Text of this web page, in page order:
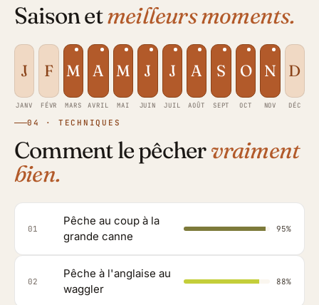
Saison etmeilleurs moments.
J
JANV
F
FÉVR
M
MARS
A
AVRIL
M
MAI
J
JUIN
J
JUIL
A
AOÛT
S
SEPT
O
OCT
N
NOV
D
DÉC
04 · TECHNIQUES
Comment le pêchervraiment
bien.
01
Pêche au coup à la
grande canne
95%
02
Pêche à l'anglaise au
waggler
88%